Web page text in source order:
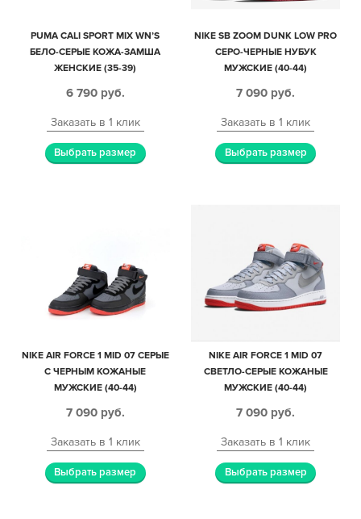
PUMA CALI SPORT MIX WN’S
БЕЛО-СЕРЫЕ КОЖА-ЗАМША
ЖЕНСКИЕ (35-39)
6 790 руб.
Заказать в 1 клик
Выбрать размер
NIKE SB ZOOM DUNK LOW PRO
СЕРО-ЧЕРНЫЕ НУБУК
МУЖСКИЕ (40-44)
7 090 руб.
Заказать в 1 клик
Выбрать размер
NIKE AIR FORCE 1 MID 07 СЕРЫЕ
С ЧЕРНЫМ КОЖАНЫЕ
МУЖСКИЕ (40-44)
7 090 руб.
Заказать в 1 клик
Выбрать размер
NIKE AIR FORCE 1 MID 07
СВЕТЛО-СЕРЫЕ КОЖАНЫЕ
МУЖСКИЕ (40-44)
7 090 руб.
Заказать в 1 клик
Выбрать размер